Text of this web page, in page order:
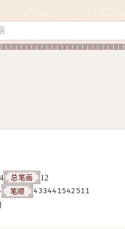
4 总笔画
12
笔顺
433441542511